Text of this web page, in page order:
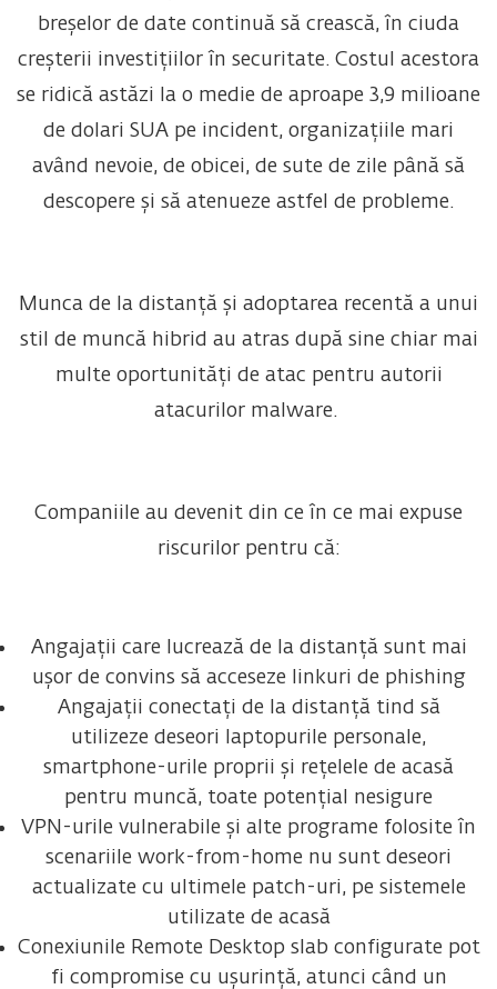
breșelor de date continuă să crească, în ciuda
creșterii investițiilor în securitate. Costul acestora
se ridică astăzi la o medie de aproape 3,9 milioane
de dolari SUA pe incident, organizațiile mari
având nevoie, de obicei, de sute de zile până să
descopere și să atenueze astfel de probleme.
Munca de la distanță și adoptarea recentă a unui
stil de muncă hibrid au atras după sine chiar mai
multe oportunități de atac pentru autorii
atacurilor malware.
Companiile au devenit din ce în ce mai expuse
riscurilor pentru că:
Angajații care lucrează de la distanță sunt mai
ușor de convins să acceseze linkuri de phishing
Angajații conectați de la distanță tind să
utilizeze deseori laptopurile personale,
smartphone-urile proprii și rețelele de acasă
pentru muncă, toate potențial nesigure
VPN-urile vulnerabile și alte programe folosite în
scenariile work-from-home nu sunt deseori
actualizate cu ultimele patch-uri, pe sistemele
utilizate de acasă
Conexiunile Remote Desktop slab configurate pot
fi compromise cu ușurință, atunci când un